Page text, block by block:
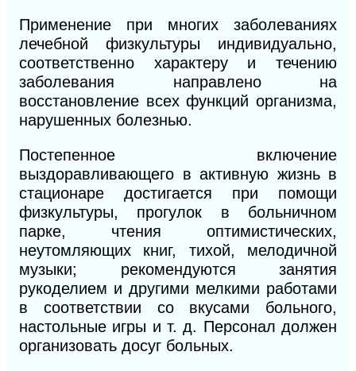
Применение при многих заболеваниях
лечебной физкультуры индивидуально,
соответственно характеру и течению
заболевания направлено на
восстановление всех функций организма,
нарушенных болезнью.
Постепенное включение
выздоравливающего в активную жизнь в
стационаре достигается при помощи
физкультуры, прогулок в больничном
парке, чтения оптимистических,
неутомляющих книг, тихой, мелодичной
музыки; рекомендуются занятия
рукоделием и другими мелкими работами
в соответствии со вкусами больного,
настольные игры и т. д. Персонал должен
организовать досуг больных.